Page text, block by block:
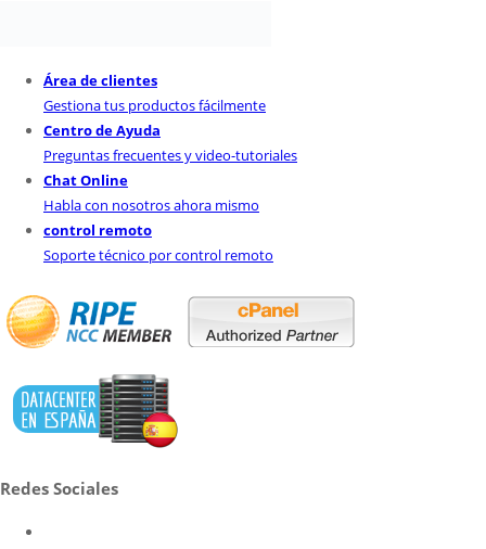
Área de clientes
Gestiona tus productos fácilmente
Centro de Ayuda
Preguntas frecuentes y video-tutoriales
Chat Online
Habla con nosotros ahora mismo
control remoto
Soporte técnico por control remoto
Redes Sociales